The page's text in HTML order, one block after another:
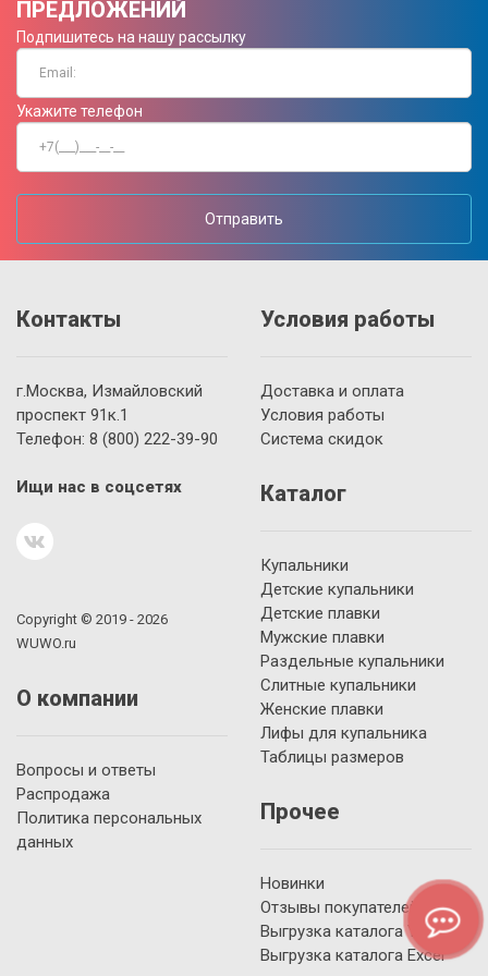
ПРЕДЛОЖЕНИЙ
Подпишитесь на нашу рассылку
Укажите телефон
Отправить
Контакты
г.Москва, Измайловский
проспект 91к.1
Телефон: 8 (800) 222-39-90
Ищи нас в соцсетях
Copyright © 2019 - 2026
WUWO.ru
О компании
Вопросы и ответы
Распродажа
Политика персональных
данных
Условия работы
Доставка и оплата
Условия работы
Система скидок
Каталог
Купальники
Детские купальники
Детские плавки
Мужские плавки
Раздельные купальники
Слитные купальники
Женские плавки
Лифы для купальника
Таблицы размеров
Прочее
Новинки
Отзывы покупателей
Выгрузка каталога YML
Выгрузка каталога Excel